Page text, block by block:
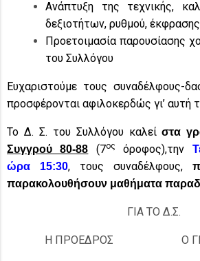
Ανάπτυξη της τεχνικής,
δεξιοτήτων, ρυθμού, έκφρασης
Προετοιμασία παρουσίασης
του Συλλόγου
Ευχαριστούμε τους συναδέλφους-
προσφέρονται αφιλοκερδώς γι’ αυτή
Το Δ. Σ. του Συλλόγου καλείστα
Συγγρού 80-88
(7ος όροφος),την
ώρα 15:30, τους συναδέλφους,
παρακολουθήσουν μαθήματα
ΓΙΑ ΤΟ Δ.Σ.
Η ΠΡΟΕΔΡΟΣ Ο